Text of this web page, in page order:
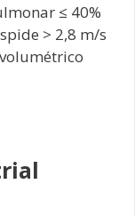
≤ 40%
> 2,8 m/s